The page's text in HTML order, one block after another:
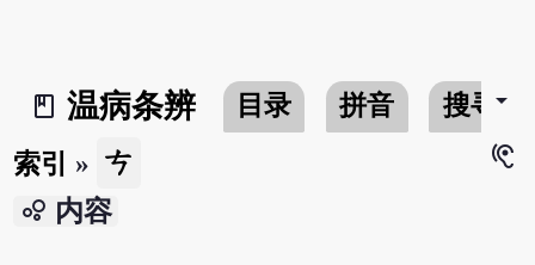
book_2
温病条辨 目录 拼音 搜寻arrow_drop_down
索引 » ㄘ
hearing
bubble_chart 内容